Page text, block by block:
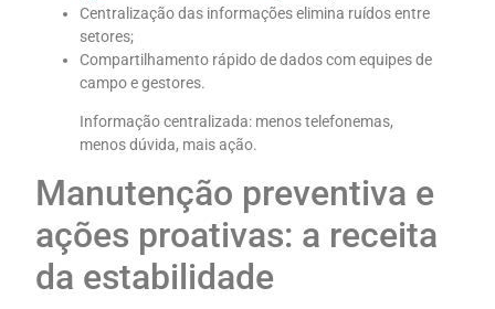
Centralização das informações elimina ruídos entre
setores;
Compartilhamento rápido de dados com equipes de
campo e gestores.
Informação centralizada: menos telefonemas,
menos dúvida, mais ação.
Manutenção preventiva e
ações proativas: a receita
da estabilidade